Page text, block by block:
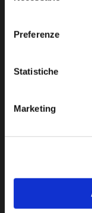
Preferenze
Statistiche
Marketing